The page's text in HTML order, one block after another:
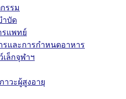
รรม
ำบัด
แพทย์
และการกำหนดอาหาร
เล็กจุฬาฯ
าวะผู้สูงอายุ